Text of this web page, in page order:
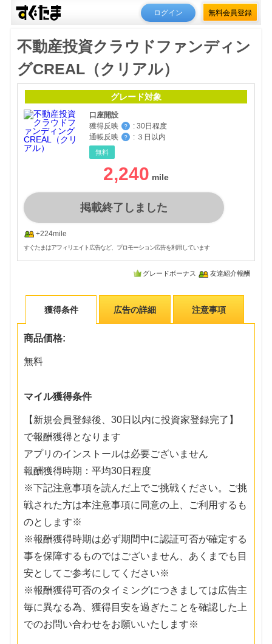
ログイン 無料会員登録
不動産投資クラウドファンディン
グCREAL（クリアル）
グレード対象
口座開設
獲得反映
？ : 30日程度
通帳反映
？ : ３日以内
無料
2,240
掲載終了しました
+224mile
すぐたまはアフィリエイト広告など、プロモーション広告を利用しています
グレードボーナス 友達紹介報酬
獲得条件 広告の詳細 注意事項
商品価格:
無料
マイル獲得条件
【新規会員登録後、30日以内に投資家登録完了】
で報酬獲得となります
アプリのインストールは必要ございません
報酬獲得時期：平均30日程度
※下記注意事項を読んだ上でご挑戦ください。ご挑
戦された方は本注意事項に同意の上、ご利用するも
のとします※
※報酬獲得時期は必ず期間中に認証可否が確定する
事を保障するものではございません、あくまでも目
安としてご参考にしてください※
※報酬獲得可否のタイミングにつきましては広告主
毎に異なる為、獲得目安を過ぎたことを確認した上
でのお問い合わせをお願いいたします※